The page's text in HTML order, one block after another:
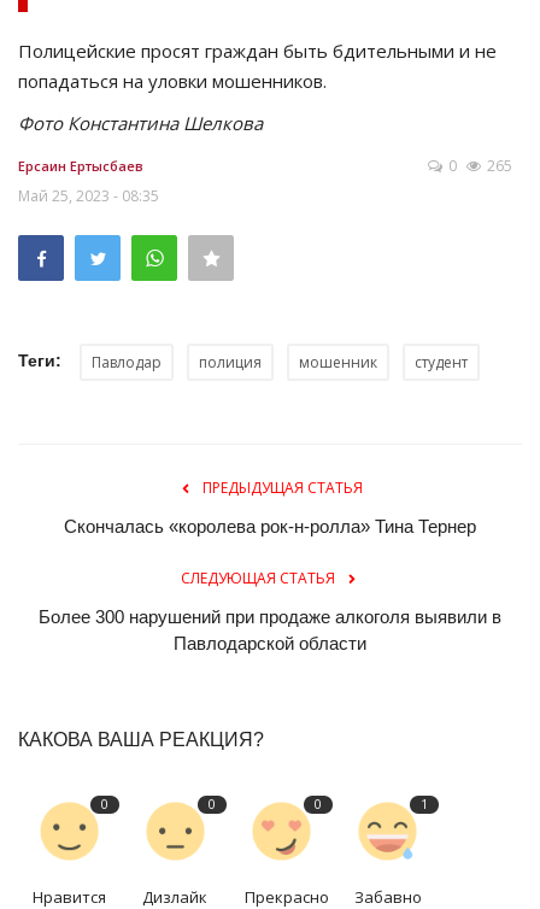
Полицейские просят граждан быть бдительными и не
попадаться на уловки мошенников.
Фото Константина Шелкова
Ерсаин Ертысбаев
Май 25, 2023 - 08:35
0 265
Теги: Павлодар полиция мошенник студент
ПРЕДЫДУЩАЯ СТАТЬЯ
Скончалась «королева рок-н-ролла» Тина Тернер
СЛЕДУЮЩАЯ СТАТЬЯ
Более 300 нарушений при продаже алкоголя выявили в
Павлодарской области
КАКОВА ВАША РЕАКЦИЯ?
0
Нравится
0
Дизлайк
0
Прекрасно
1
Забавно